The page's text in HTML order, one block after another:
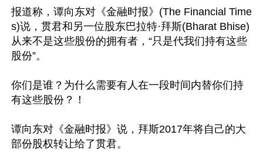
报道称，谭向东对《金融时报》(The Financial Time
s)说，贯君和另一位股东巴拉特·拜斯(Bharat Bhise)
从来不是这些股份的拥有者，“只是代我们持有这些
股份”。
你们是谁？为什么需要有人在一段时间内替你们持
有这些股份？！
谭向东对《金融时报》说，拜斯2017年将自己的大
部份股权转让给了贯君。